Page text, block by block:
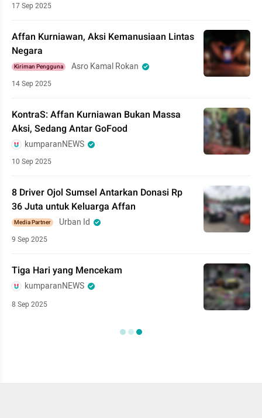
17 Sep 2025
Affan Kurniawan, Aksi Kemanusiaan Lintas
Negara
Kiriman Pengguna Asro Kamal Rokan
14 Sep 2025
KontraS: Affan Kurniawan Bukan Massa
Aksi, Sedang Antar GoFood
kumparanNEWS
10 Sep 2025
8 Driver Ojol Sumsel Antarkan Donasi Rp
36 Juta untuk Keluarga Affan
Media Partner Urban Id
9 Sep 2025
Tiga Hari yang Mencekam
kumparanNEWS
8 Sep 2025